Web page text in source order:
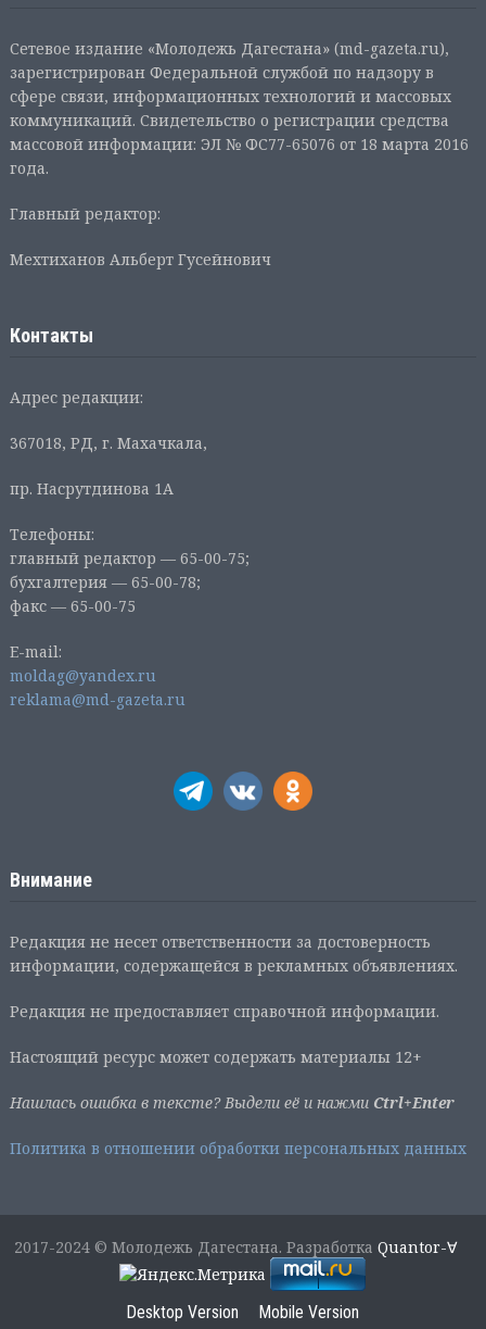
Сетевое издание «Молодежь Дагестана» (md-gazeta.ru),
зарегистрирован Федеральной службой по надзору в
сфере связи, информационных технологий и массовых
коммуникаций. Свидетельство о регистрации средства
массовой информации: ЭЛ № ФС77-65076 от 18 марта 2016
года.
Главный редактор:
Мехтиханов Альберт Гусейнович
Контакты
Адрес редакции:
367018, РД, г. Махачкала,
пр. Насрутдинова 1А
Телефоны:
главный редактор — 65-00-75;
бухгалтерия — 65-00-78;
факс — 65-00-75
E-mail:
moldag@yandex.ru
reklama@md-gazeta.ru
Внимание
Редакция не несет ответственности за достоверность
информации, содержащейся в рекламных объявлениях.
Редакция не предоставляет справочной информации.
Настоящий ресурс может содержать материалы 12+
Нашлась ошибка в тексте? Выдели её и нажми Ctrl+Enter
Политика в отношении обработки персональных данных
2017-2024 © Молодежь Дагестана. РазработкаQuantor-∀
Desktop Version Mobile Version